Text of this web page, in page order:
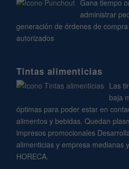
Gana tiempo
administrar
generación de órdenes de
autorizados
Tintas alimenticias
Las
baja
óptimas para poder estar en
alimentos y bebidas. Quedan
impresos promocionales
alimenticias y empresa medianas
HORECA.